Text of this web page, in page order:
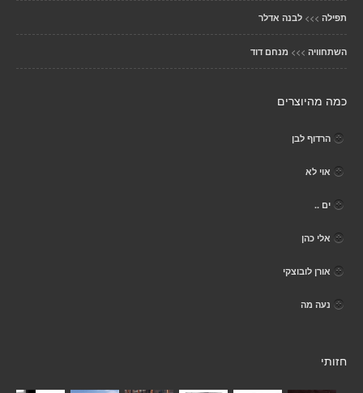
תפילה >>> לבנה אדלר
השתחוויה >>> מנחם דוד
כמה מהיוצרים
הרדוף לבן
אוי לא
ים ..
אלי כהן
אורן לובוצקי
נעה מה
חזותי